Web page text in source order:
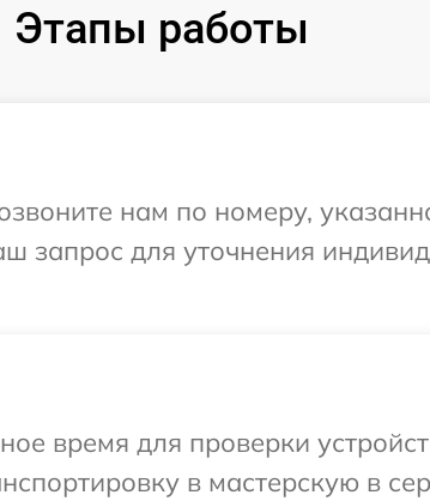
Этапы работы
нам по номеру,
запрос для уточнения
время для проверки
в мастерскую в